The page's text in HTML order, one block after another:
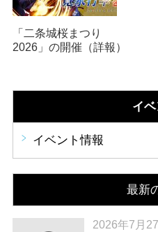
「二条城桜まつり
2026」の開催（詳報）
イベ
イベント情報
最新
2026年7月